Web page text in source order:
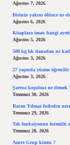
Ağustos 7, 2026
Birinin yakını ölünce ne
Ağustos 6, 2026
Kitaplara iman hangi
Ağustos 5, 2026
500 kg lık danadan ne
Ağustos 3, 2026
27 yaşında yüzme
Ağustos 3, 2026
Şartsız koşulsuz ne demek
Temmuz 30, 2026
Baran Yılmaz futbolcu
Temmuz 29, 2026
Tek fonksiyonun formülü
Temmuz 28, 2026
Azure Grup kimin ?